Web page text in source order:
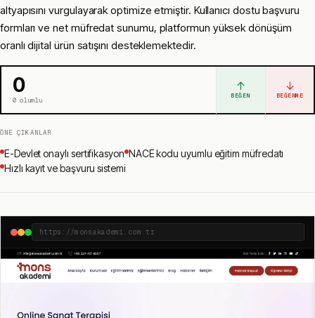
altyapısını vurgulayarak optimize etmiştir. Kullanıcı dostu başvuru
formları ve net müfredat sunumu, platformun yüksek dönüşüm
oranlı dijital ürün satışını desteklemektedir.
0
0olumlu
↑
BEĞEN
↓
BEĞENME
ÖNE ÇIKANLAR
E-Devlet onaylı sertifikasyon NACE kodu uyumlu eğitim müfredatı
Hızlı kayıt ve başvuru sistemi
https://monsakademi.com.tr